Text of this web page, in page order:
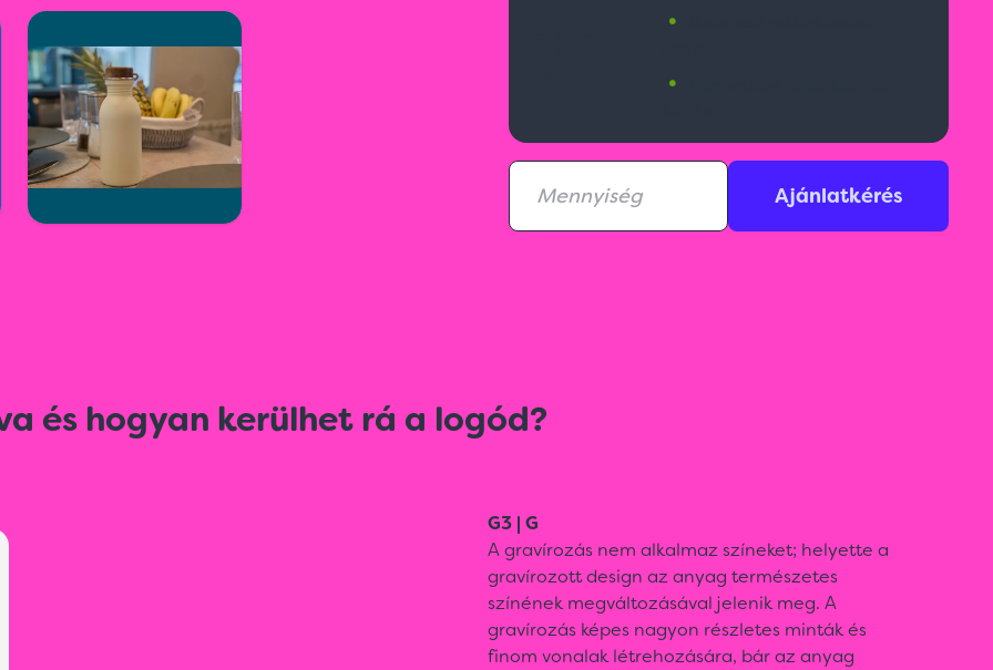
•
•
Ajánlatkérés
és hogyan kerülhet rá a logód?
G3 | G
A gravírozás nem alkalmaz színeket; helyette a
gravírozott design az anyag természetes
színének megváltozásával jelenik meg. A
gravírozás képes nagyon részletes minták és
finom vonalak létrehozására, bár az anyag